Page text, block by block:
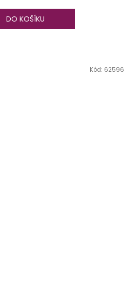
DO KOŠÍKU
Kód: 62596